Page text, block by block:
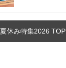
夏休み特集2026 TOP